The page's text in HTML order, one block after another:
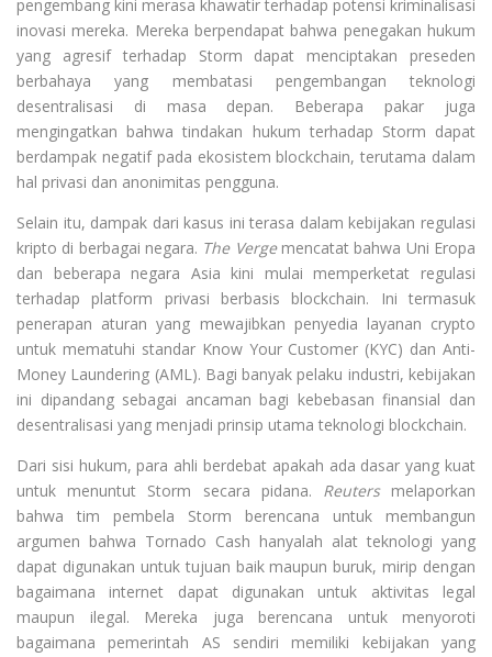
pengembang kini merasa khawatir terhadap potensi kriminalisasi
inovasi mereka. Mereka berpendapat bahwa penegakan hukum
yang agresif terhadap Storm dapat menciptakan preseden
berbahaya yang membatasi pengembangan teknologi
desentralisasi di masa depan. Beberapa pakar juga
mengingatkan bahwa tindakan hukum terhadap Storm dapat
berdampak negatif pada ekosistem blockchain, terutama dalam
hal privasi dan anonimitas pengguna.
Selain itu, dampak dari kasus ini terasa dalam kebijakan regulasi
kripto di berbagai negara. The Vergemencatat bahwa Uni Eropa
dan beberapa negara Asia kini mulai memperketat regulasi
terhadap platform privasi berbasis blockchain. Ini termasuk
penerapan aturan yang mewajibkan penyedia layanan crypto
untuk mematuhi standar Know Your Customer (KYC) dan Anti-
Money Laundering (AML). Bagi banyak pelaku industri, kebijakan
ini dipandang sebagai ancaman bagi kebebasan finansial dan
desentralisasi yang menjadi prinsip utama teknologi blockchain.
Dari sisi hukum, para ahli berdebat apakah ada dasar yang kuat
untuk menuntut Storm secara pidana. Reutersmelaporkan
bahwa tim pembela Storm berencana untuk membangun
argumen bahwa Tornado Cash hanyalah alat teknologi yang
dapat digunakan untuk tujuan baik maupun buruk, mirip dengan
bagaimana internet dapat digunakan untuk aktivitas legal
maupun ilegal. Mereka juga berencana untuk menyoroti
bagaimana pemerintah AS sendiri memiliki kebijakan yang